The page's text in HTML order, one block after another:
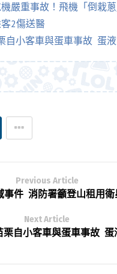
嚴重事故！飛機「倒栽
2傷送醫
自小客車與蛋車事故 蛋
Previous Article
事件 消防署籲登山租用
Next Article
自小客車與蛋車事故 蛋